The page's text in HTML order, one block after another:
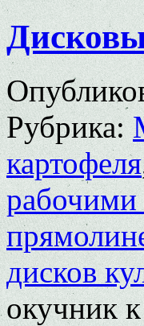
Рубрика:
картофеля
рабочими
дисков
окучник